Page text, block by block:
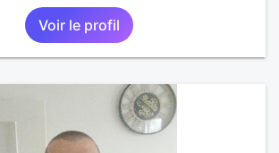
Voir le profil